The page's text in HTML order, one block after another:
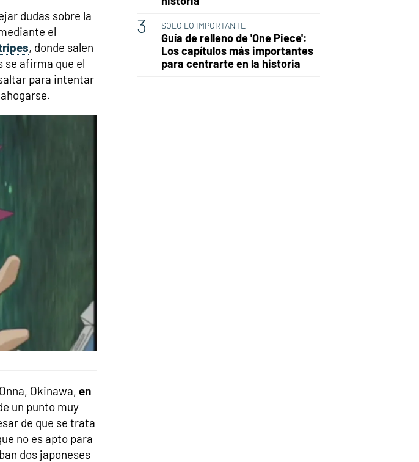
dudas sobre la
el
, donde salen
se afirma que el
para intentar
Okinawa, en
un punto muy
de que se trata
no es apto para
dos japoneses
SOLO LO IMPORTANTE
Guía de relleno de 'One Piece':
Los capítulos más importantes
para centrarte en la historia